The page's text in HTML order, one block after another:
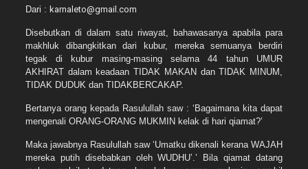
Dari : karnaleto@gmail.com
Disebutkan di dalam satu riwayat, bahawasanya apabila para
makhluk dibangkitkan dari kubur, mereka semuanya berdiri
tegak di kubur masing-masing selama 44 tahun UMUR
AKHIRAT dalam keadaan TIDAK MAKAN dan TIDAK MINUM,
TIDAK DUDUK dan TIDAKBERCAKAP.
Bertanya orang kepada Rasulullah saw : ‘Bagaimana kita dapat
mengenali ORANG-ORANG MUKMIN kelak di hari qiamat?’
Maka jawabnya Rasulullah saw ‘Umatku dikenali kerana WAJAH
mereka putih disebabkan oleh WUDHU’.’ Bila qiamat datang